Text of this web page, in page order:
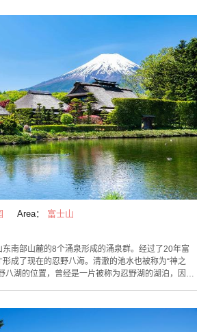
Area： 富士山
南部山麓的8个涌泉形成的涌泉群。经过了20年富
成了现在的忍野八海。清澈的池水也被称为“神之
八湖的位置，曾经是一片被称为忍野湖的湖泊，因为
称为行者的佛教修行僧，在进行修行的一环也就是
池中沐浴，祈祷平安。